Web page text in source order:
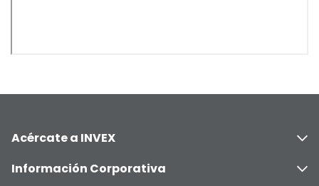
Acércate a INVEX
Información Corporativa